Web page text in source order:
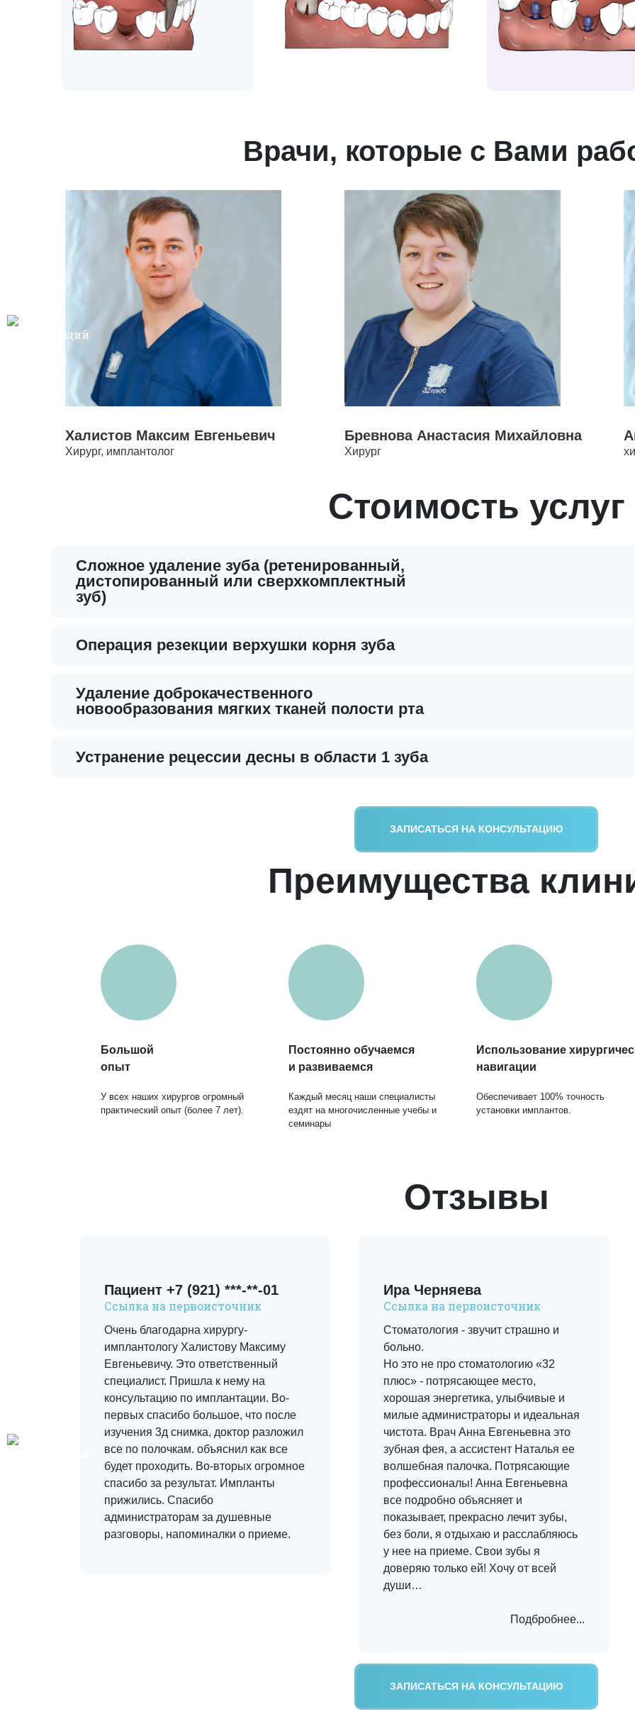
Врачи, которые с Вами
Халистов Максим Евгеньевич
Хирург, имплантолог
Бревнова Анастасия Михайловна
Хирург
Стоимость услуг
Сложное удаление зуба (ретенированный,
дистопированный или сверхкомплектный
зуб)
Операция резекции верхушки корня зуба
Удаление доброкачественного
новообразования мягких тканей полости рта
Устранение рецессии десны в области 1 зуба
ЗАПИСАТЬСЯ НА КОНСУЛЬТАЦИЮ
Преимущества
Большой
опыт
У всех наших хирургов огромный
практический опыт (более 7 лет).
Постоянно обучаемся
и развиваемся
Каждый месяц наши специалисты
ездят на многочисленные учебы и
семинары
Использование
навигации
Обеспечивает 100% точность
установки имплантов.
Отзывы
Пациент +7 (921) ***-**-01
Ссылка на первоисточник
Очень благодарна хирургу-
имплантологу Халистову Максиму
Евгеньевичу. Это ответственный
специалист. Пришла к нему на
консультацию по имплантации. Во-
первых спасибо большое, что после
изучения 3д снимка, доктор разложил
все по полочкам. объяснил как все
будет проходить. Во-вторых огромное
спасибо за результат. Импланты
прижились. Спасибо
администраторам за душевные
разговоры, напоминалки о приеме.
Ира Черняева
Ссылка на первоисточник
Стоматология - звучит страшно и
больно.
Но это не про стоматологию «32
плюс» - потрясающее место,
хорошая энергетика, улыбчивые и
милые администраторы и идеальная
чистота. Врач Анна Евгеньевна это
зубная фея, а ассистент Наталья ее
волшебная палочка. Потрясающие
профессионалы! Анна Евгеньевна
все подробно объясняет и
показывает, прекрасно лечит зубы,
без боли, я отдыхаю и расслабляюсь
у нее на приеме. Свои зубы я
доверяю только ей! Хочу от всей
души…
Подбробнее...
ЗАПИСАТЬСЯ НА КОНСУЛЬТАЦИЮ